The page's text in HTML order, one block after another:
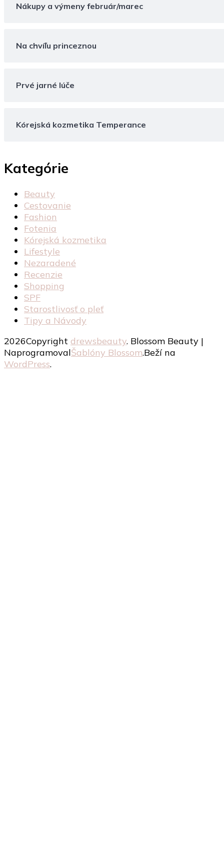
Nákupy a výmeny február/marec
Na chvíľu princeznou
Prvé jarné lúče
Kórejská kozmetika Temperance
Kategórie
Beauty
Cestovanie
Fashion
Fotenia
Kórejská kozmetika
Lifestyle
Nezaradené
Recenzie
Shopping
SPF
Starostlivosť o pleť
Tipy a Návody
2026Copyright drewsbeauty. Blossom Beauty |
NaprogramovalŠablóny Blossom.Beží na
WordPress.